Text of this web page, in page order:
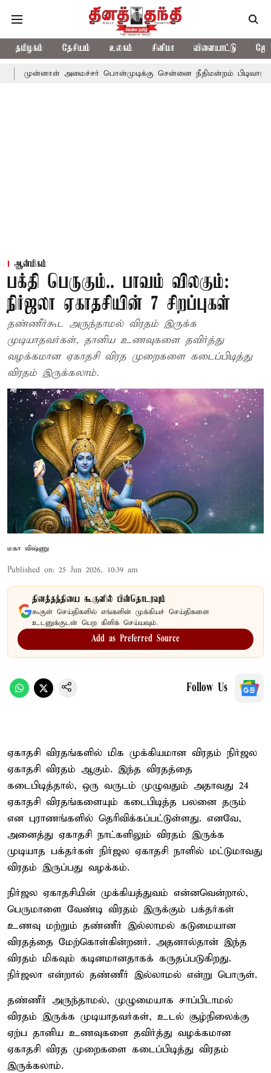
தமிழகம் தேசியம் உலகம் சினிமா விளையாட்டு
அமைச்சர் பொன்முடிக்கு சென்னை நீதிமன்றம் பிடிவாராண்ட்
ஆன்மிகம்
பக்தி பெருகும்.. பாவம் விலகும்:
நிர்ஜலா ஏகாதசியின் 7 சிறப்புகள்
தண்ணீர்கூட அருந்தாமல் விரதம் இருக்க
முடியாதவர்கள், தானிய உணவுகளை தவிர்த்து
வழக்கமான ஏகாதசி விரத முறைகளை கடைப்பிடித்து
விரதம் இருக்கலாம்.
மகா விஷ்ணு
Published on: 25 Jun 2026, 10:39 am
தினத்தந்தியை கூகுளில் பின்தொடரவும்
கூகுள் செய்திகளில் எங்களின் முக்கியச் செய்திகளை
உடனுக்குடன் பெற கிளிக் செய்யவும்.
Add as Preferred Source
Follow Us
ஏகாதசி விரதங்களில் மிக முக்கியமான விரதம் நிர்ஜல
ஏகாதசி விரதம் ஆகும். இந்த விரதத்தை
கடைபிடித்தால், ஒரு வருடம் முழுவதும் அதாவது 24
ஏகாதசி விரதங்களையும் கடைபிடித்த பலனை தரும்
என புராணங்களில் தெரிவிக்கப்பட்டுள்ளது. எனவே,
அனைத்து ஏகாதசி நாட்களிலும் விரதம் இருக்க
முடியாத பக்தர்கள் நிர்ஜல ஏகாதசி நாளில் மட்டுமாவது
விரதம் இருப்பது வழக்கம்.
நிர்ஜல ஏகாதசியின் முக்கியத்துவம் என்னவென்றால்,
பெருமாளை வேண்டி விரதம் இருக்கும் பக்தர்கள்
உணவு மற்றும் தண்ணீர் இல்லாமல் கடுமையான
விரதத்தை மேற்கொள்கின்றனர். அதனால்தான் இந்த
விரதம் மிகவும் கடினமானதாகக் கருதப்படுகிறது.
நிர்ஜலா என்றால் தண்ணீர் இல்லாமல் என்று பொருள்.
தண்ணீர் அருந்தாமல், முழுமையாக சாப்பிடாமல்
விரதம் இருக்க முடியாதவர்கள், உடல் சூழ்நிலைக்கு
ஏற்ப தானிய உணவுகளை தவிர்த்து வழக்கமான
ஏகாதசி விரத முறைகளை கடைப்பிடித்து விரதம்
இருக்கலாம்.